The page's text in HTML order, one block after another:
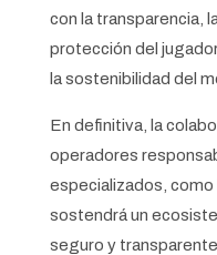
con la transparencia,
protección del
la sostenibilidad del
En definitiva, la
operadores
especializados, como
sostendrá un
seguro y